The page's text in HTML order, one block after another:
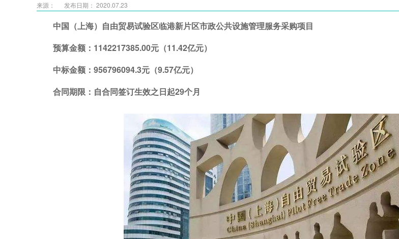
来源： 发布日期： 2020.07.23
中国（上海）自由贸易试验区临港新片区市政公共设施管理服务采购项目
预算金额：1142217385.00元（11.42亿元）
中标金额：956796094.3元（9.57亿元）
合同期限：自合同签订生效之日起29个月